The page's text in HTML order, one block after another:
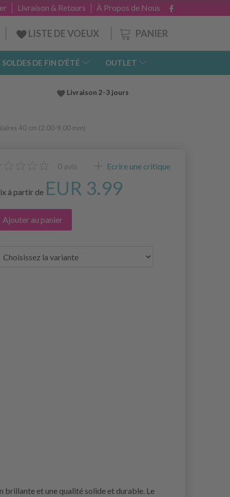
À Propos de Nous
Livraison & Retours
PANIER
LISTE DE VOEUX
SOLDES DE FIN D’ÉTÉ OUTLET
Livraison 2-3 jours
40 cm (2.00-9.00 mm)
0 avis Ecrire une critique
à partir de EUR 3.99
Ajouter au panier
brillante et une qualité solide et durable. Le